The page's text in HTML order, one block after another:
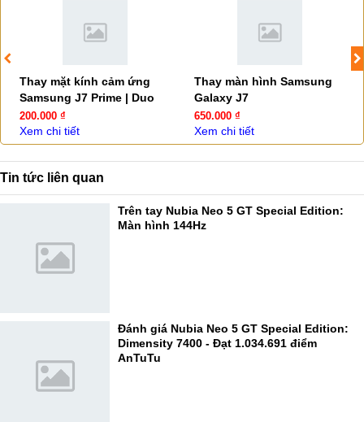
Thay mặt kính cảm ứng
Samsung J7 Prime | Duo
200.000 ₫
Xem chi tiết
Thay màn hình Samsung
Galaxy J7
650.000 ₫
Xem chi tiết
Tin tức liên quan
Trên tay Nubia Neo 5 GT Special Edition:
Màn hình 144Hz
Đánh giá Nubia Neo 5 GT Special Edition:
Dimensity 7400 - Đạt 1.034.691 điểm
AnTuTu